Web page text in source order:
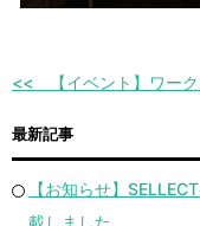
【イベント】ワー
最新記事
【お知らせ】
載しました